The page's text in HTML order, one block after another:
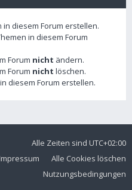
in diesem Forum erstellen.
in diesem Forum
Forum nicht ändern.
Forum nicht löschen.
diesem Forum erstellen.
Alle Zeiten sind UTC+02:00
Alle Cookies löschen
Impressum
Nutzungsbedingungen